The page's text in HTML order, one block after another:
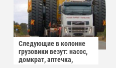
Следующие в колонне
грузовики везут: насос,
домкрат, аптечка,